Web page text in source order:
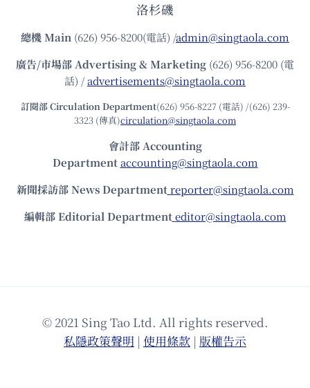
洛杉磯
總機Main (626) 956-8200(電話) /admin@singtaola.com
廣告/市場部Advertising & Marketing (626) 956-8200 (電
話) /advertisements@singtaola.com
訂閱部 Circulation Department(626) 956-8227 (電話) /(626) 239-
3323 (傳真)circulation@singtaola.com
會計部 Accounting
Department accounting@singtaola.com
新聞採訪部 News Department reporter@singtaola.com
編輯部 Editorial Department editor@singtaola.com
© 2021 Sing Tao Ltd. All rights reserved.
私隱政策聲明 | 使⽤條款 | 版權告⽰